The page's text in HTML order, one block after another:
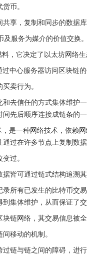
币。
享，复制和同步的数据库
服务为媒介的价值交换。
，它决定了以太坊网络生
中心服务器访问区块链的
卖行为。
去信任的方式集体维护
先后顺序连接成链条的一
是一种网络技术，依赖
过在许多节点上复制数
过。
皆可通过链式结构追溯其
所有已发生的比特币交
集体维护，从而保证了
链网络，其交易信息被全
移动的机制。
链与链之间的障碍，进行